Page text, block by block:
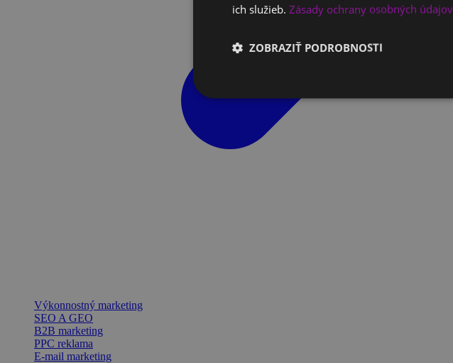
Výkonnostný marketing
SEO A GEO
B2B marketing
PPC reklama
E-mail marketing
ich služieb. Zásady ochrany osobných údajov
ZOBRAZIŤ PODROBNOSTI